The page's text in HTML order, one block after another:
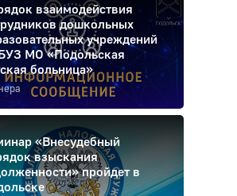
взаимодействия
дошкольных
учреждений
МО «Подольская
больница»
«Внесудебный
взыскания
пройдет в